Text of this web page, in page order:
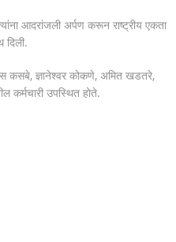
के महाजन
त्यांना आदरांजली अर्पण करून राष्ट्रीय एकता
दिली.
कसबे, ज्ञानेश्वर कोकणे, अमित खडतरे,
कर्मचारी उपस्थित होते.